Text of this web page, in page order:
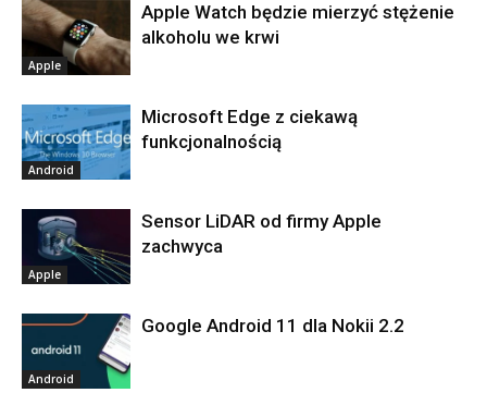
Apple
Apple Watch będzie mierzyć stężenie
alkoholu we krwi
Android
Microsoft Edge z ciekawą
funkcjonalnością
Apple
Sensor LiDAR od firmy Apple
zachwyca
Android
Google Android 11 dla Nokii 2.2